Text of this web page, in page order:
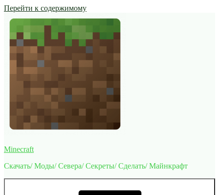
Перейти к содержимому
Minecraft
Скачать/ Моды/ Севера/ Секреты/ Сделать/ Майнкрафт